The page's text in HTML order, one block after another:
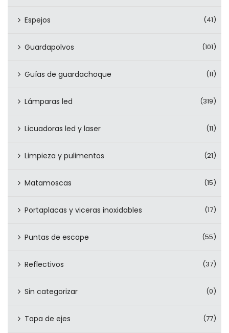
Espejos (41)
Guardapolvos (101)
Guías de guardachoque (11)
Lámparas led (319)
Licuadoras led y laser (11)
Limpieza y pulimentos (21)
Matamoscas (15)
Portaplacas y viceras inoxidables (17)
Puntas de escape (55)
Reflectivos (37)
Sin categorizar (0)
Tapa de ejes (77)